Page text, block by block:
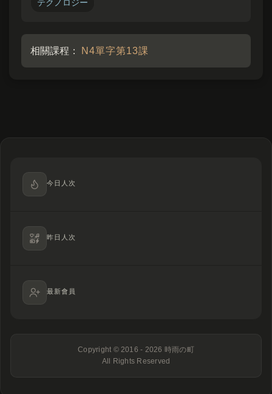
テクノロジー
相關課程： N4單字第13課
今日人次
昨日人次
最新會員
Copyright © 2016 - 2026 時雨の町
All Rights Reserved